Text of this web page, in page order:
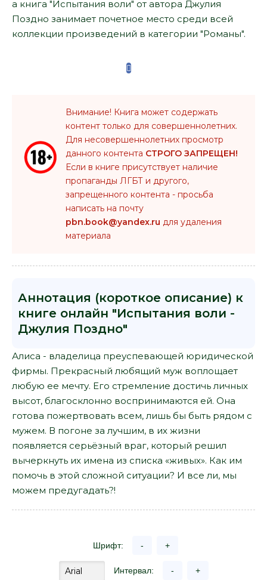
а книга "Испытания воли" от автора Джулия
Поздно занимает почетное место среди всей
коллекции произведений в категории "Романы".
Внимание! Книга может содержать
контент только для совершеннолетних.
Для несовершеннолетних просмотр
данного контента СТРОГО ЗАПРЕЩЕН!
Если в книге присутствует наличие
пропаганды ЛГБТ и другого,
запрещенного контента - просьба
написать на почту
pbn.book@yandex.ru для удаления
материала
Аннотация (короткое описание) к
книге онлайн "Испытания воли -
Джулия Поздно"
Алиса - владелица преуспевающей юридической
фирмы. Прекрасный любящий муж воплощает
любую ее мечту. Его стремление достичь личных
высот, благосклонно воспринимаются ей. Она
готова пожертвовать всем, лишь бы быть рядом с
мужем. В погоне за лучшим, в их жизни
появляется серьёзный враг, который решил
вычеркнуть их имена из списка «живых». Как им
помочь в этой сложной ситуации? И все ли, мы
можем предугадать?!
Шрифт: - +
Интервал: - +